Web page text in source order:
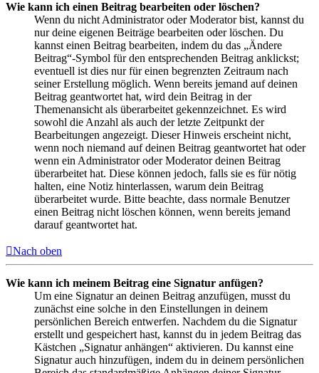
Wie kann ich einen Beitrag bearbeiten oder löschen?
Wenn du nicht Administrator oder Moderator bist, kannst du
nur deine eigenen Beiträge bearbeiten oder löschen. Du
kannst einen Beitrag bearbeiten, indem du das „Ändere
Beitrag“-Symbol für den entsprechenden Beitrag anklickst;
eventuell ist dies nur für einen begrenzten Zeitraum nach
seiner Erstellung möglich. Wenn bereits jemand auf deinen
Beitrag geantwortet hat, wird dein Beitrag in der
Themenansicht als überarbeitet gekennzeichnet. Es wird
sowohl die Anzahl als auch der letzte Zeitpunkt der
Bearbeitungen angezeigt. Dieser Hinweis erscheint nicht,
wenn noch niemand auf deinen Beitrag geantwortet hat oder
wenn ein Administrator oder Moderator deinen Beitrag
überarbeitet hat. Diese können jedoch, falls sie es für nötig
halten, eine Notiz hinterlassen, warum dein Beitrag
überarbeitet wurde. Bitte beachte, dass normale Benutzer
einen Beitrag nicht löschen können, wenn bereits jemand
darauf geantwortet hat.
Nach oben
Wie kann ich meinem Beitrag eine Signatur anfügen?
Um eine Signatur an deinen Beitrag anzufügen, musst du
zunächst eine solche in den Einstellungen in deinem
persönlichen Bereich entwerfen. Nachdem du die Signatur
erstellt und gespeichert hast, kannst du in jedem Beitrag das
Kästchen „Signatur anhängen“ aktivieren. Du kannst eine
Signatur auch hinzufügen, indem du in deinem persönlichen